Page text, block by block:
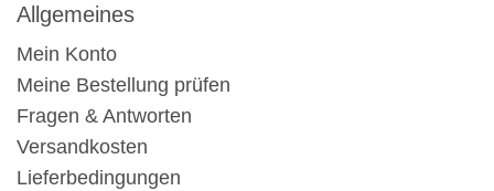
Allgemeines
Mein Konto
Meine Bestellung prüfen
Fragen & Antworten
Versandkosten
Lieferbedingungen